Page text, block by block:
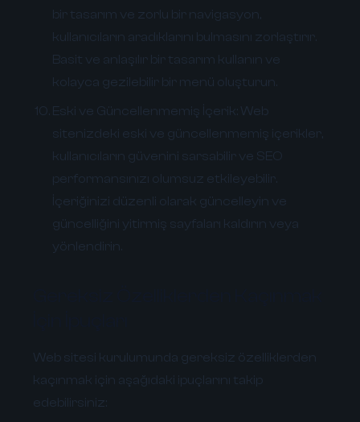
bir tasarım ve zorlu bir navigasyon,
kullanıcıların aradıklarını bulmasını zorlaştırır.
Basit ve anlaşılır bir tasarım kullanın ve
kolayca gezilebilir bir menü oluşturun.
Eski ve Güncellenmemiş İçerik: Web
sitenizdeki eski ve güncellenmemiş içerikler,
kullanıcıların güvenini sarsabilir ve SEO
performansınızı olumsuz etkileyebilir.
İçeriğinizi düzenli olarak güncelleyin ve
güncelliğini yitirmiş sayfaları kaldırın veya
yönlendirin.
Web sitesi kurulumunda gereksiz özelliklerden
kaçınmak için aşağıdaki ipuçlarını takip
edebilirsiniz: